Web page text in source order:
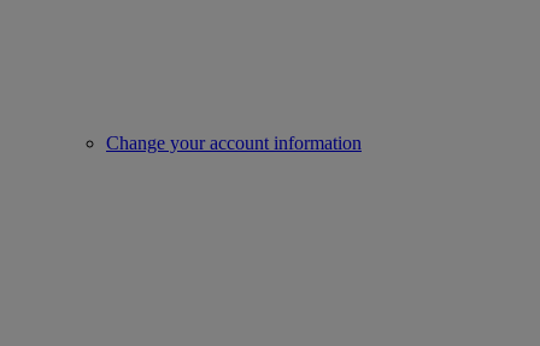
Change your account information